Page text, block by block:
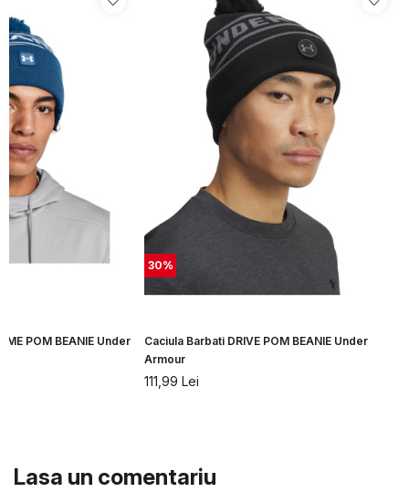
POM BEANIE Under
30%
Caciula Barbati DRIVE POM BEANIE Under
Armour
111,99 Lei
Lasa un comentariu